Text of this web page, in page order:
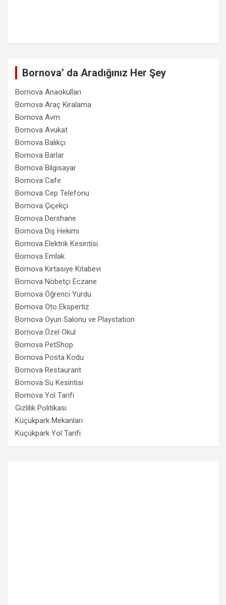
Bornova’ da Aradığınız Her Şey
Bornova Anaokulları
Bornova Araç Kiralama
Bornova Avm
Bornova Avukat
Bornova Balıkçı
Bornova Barlar
Bornova Bilgisayar
Bornova Cafe
Bornova Cep Telefonu
Bornova Çiçekçi
Bornova Dershane
Bornova Diş Hekimi
Bornova Elektrik Kesintisi
Bornova Emlak
Bornova Kırtasiye Kitabevi
Bornova Nöbetçi Eczane
Bornova Öğrenci Yurdu
Bornova Oto Ekspertiz
Bornova Oyun Salonu ve Playstation
Bornova Özel Okul
Bornova PetShop
Bornova Posta Kodu
Bornova Restaurant
Bornova Su Kesintisi
Bornova Yol Tarifi
Gizlilik Politikası
Küçükpark Mekanları
Küçükpark Yol Tarifi